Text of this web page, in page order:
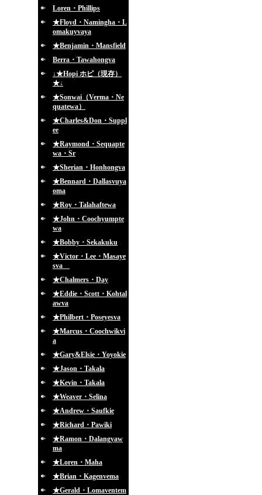
Loren・Phillips
★Floyd・Namingha・L
omakuyvaya
★Benjamin・Mansfield
Berra・Tawahongva
↓★Hopi ホピ（現存）
★↓
★Sonwai（Verma・Ne
quatewa）
★Charles&Don・Suppl
ee
★Raymond・Sequapte
wa・Sr
★Sherian・Honhongva
★Bennard・Dallasvuya
oma
★Roy・Talahaftewa
★John・Coochyumpte
wa
★Bobby・Sekakuku
★Victor・Lee・Masaye
sva
★Chalmers・Day
★Eddie・Scott・Kohtal
awva
★Philbert・Poseyesva
★Marcus・Coochwikvi
a
★Gary&Elsie・Yoyokie
★Jason・Takala
★Kevin・Takala
★Weaver・Selina
★Andrew・Saufkie
★Richard・Pawiki
★Ramon・Dalangyaw
ma
★Loren・Maha
★Brian・Kagenvema
★Gerald・Lomaventem